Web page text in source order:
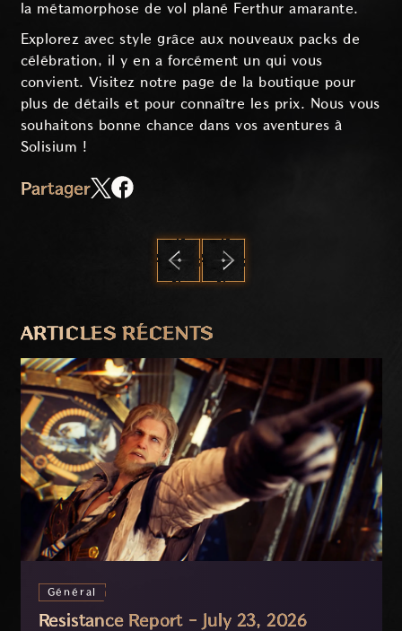
la métamorphose de vol plané Ferthur amarante.
Explorez avec style grâce aux nouveaux packs de
célébration, il y en a forcément un qui vous
convient. Visitez notre page de la boutique pour
plus de détails et pour connaître les prix. Nous vous
souhaitons bonne chance dans vos aventures à
Solisium !
Partager
ARTICLES RÉCENTS
Général
Resistance Report - July 23, 2026